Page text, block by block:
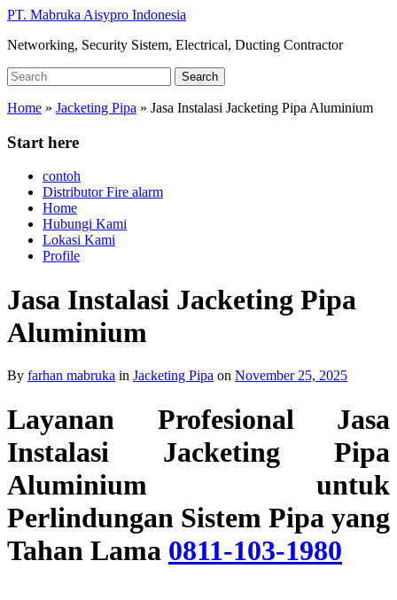
Skip
main
PT. Mabruka Aisypro Indonesia
Networking, Security Sistem, Electrical, Ducting Contractor
Search
for:
Search
Home » Jacketing Pipa » Jasa Instalasi Jacketing Pipa Aluminium
Start here
contoh
Distributor Fire alarm
Home
Hubungi Kami
Lokasi Kami
Profile
Jasa Instalasi Jacketing Pipa
Aluminium
By farhan mabruka in Jacketing Pipa on November 25, 2025
Layanan Profesional Jasa
Instalasi Jacketing Pipa
Aluminium untuk
Perlindungan Sistem Pipa yang
Tahan Lama 0811-103-1980